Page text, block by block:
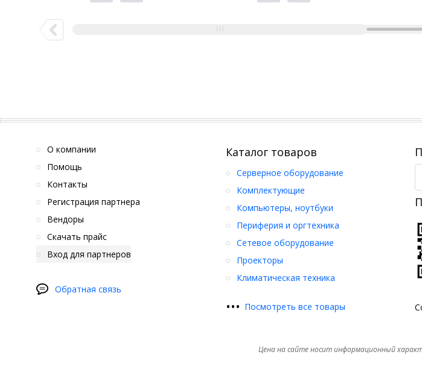
О компании
Помощь
Контакты
Регистрация партнера
Вендоры
Скачать прайс
Вход для партнеров
Обратная связь
Каталог товаров
Серверное оборудование
Комплектующие
Компьютеры, ноутбуки
Периферия и оргтехника
Сетевое оборудование
Проекторы
Климатическая техника
••• Посмотреть все товары
Цена на сайте носит информационный